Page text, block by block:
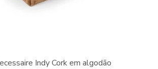
Indy Cork em algodão